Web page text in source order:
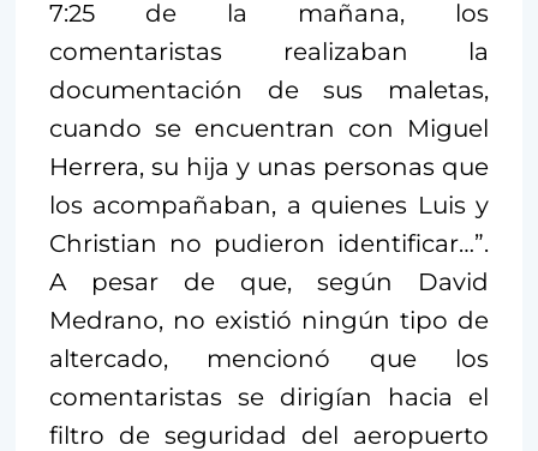
7:25 de la mañana, los
comentaristas realizaban la
documentación de sus maletas,
cuando se encuentran con Miguel
Herrera, su hija y unas personas que
los acompañaban, a quienes Luis y
Christian no pudieron identificar…”.
A pesar de que, según David
Medrano, no existió ningún tipo de
altercado, mencionó que los
comentaristas se dirigían hacia el
filtro de seguridad del aeropuerto